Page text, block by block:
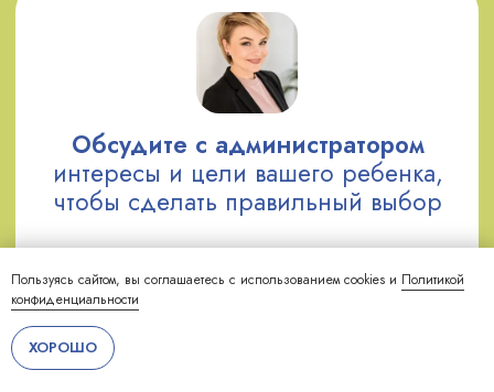
Пользуясь сайтом, вы соглашаетесь с использованием cookies и Политикой
конфиденциальности
ХОРОШО